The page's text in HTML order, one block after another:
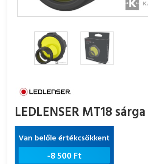
LEDLENSER MT18
Van belőle értékcsökkent
-8 500 Ft